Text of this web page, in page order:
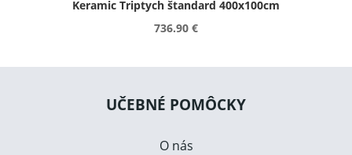
Keramic Triptych štandard 400x100cm
736.90 €
UČEBNÉ POMÔCKY
O nás